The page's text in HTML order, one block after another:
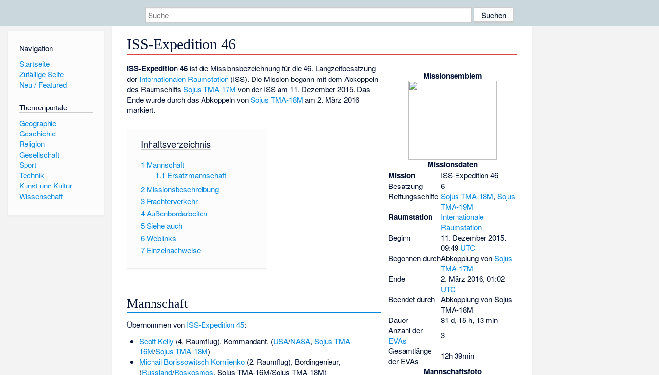
Navigation
Startseite
Zufällige Seite
Neu / Featured
Themenportale
Geographie
Geschichte
Religion
Gesellschaft
Sport
Technik
Kunst und Kultur
Wissenschaft
ISS-Expedition 46
Missionsemblem
Missionsdaten
Mission
ISS-Expedition 46
Besatzung
6
Rettungsschiffe Sojus TMA-18M,Sojus
TMA-19M
Raumstation
Internationale
Raumstation
Beginn
11. Dezember 2015,
09:49 UTC
Begonnen durchAbkopplung vonSojus
TMA-17M
Ende
2. März 2016, 01:02
UTC
Beendet durch Abkopplung von Sojus
TMA-18M
Dauer
81 d, 15 h, 13 min
Anzahl der
EVAs
3
Gesamtlänge
der EVAs
12h 39min
Mannschaftsfoto
ISS-Expedition 46 ist die Missionsbezeichnung für die 46. Langzeitbesatzung
der Internationalen Raumstation (ISS). Die Mission begann mit dem Abkoppeln
des RaumschiffsSojus TMA-17M von der ISS am 11. Dezember 2015. Das
Ende wurde durch das Abkoppeln vonSojus TMA-18M am 2. März 2016
markiert.
Inhaltsverzeichnis
1 Mannschaft
1.1 Ersatzmannschaft
2 Missionsbeschreibung
3 Frachterverkehr
4Außenbordarbeiten
5Siehe auch
6Weblinks
7 Einzelnachweise
Mannschaft
Übernommen von ISS-Expedition 45:
Scott Kelly (4. Raumflug), Kommandant, (USA/NASA, Sojus TMA-
16M/Sojus TMA-18M)
Michail Borissowitsch Kornijenko(2. Raumflug), Bordingenieur,
(Russland/Roskosmos, Sojus TMA-16M/Sojus TMA-18M)